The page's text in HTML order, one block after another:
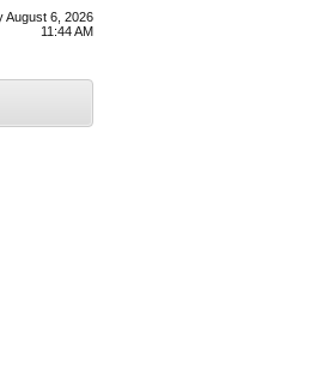
August 6, 2026
11:44 AM